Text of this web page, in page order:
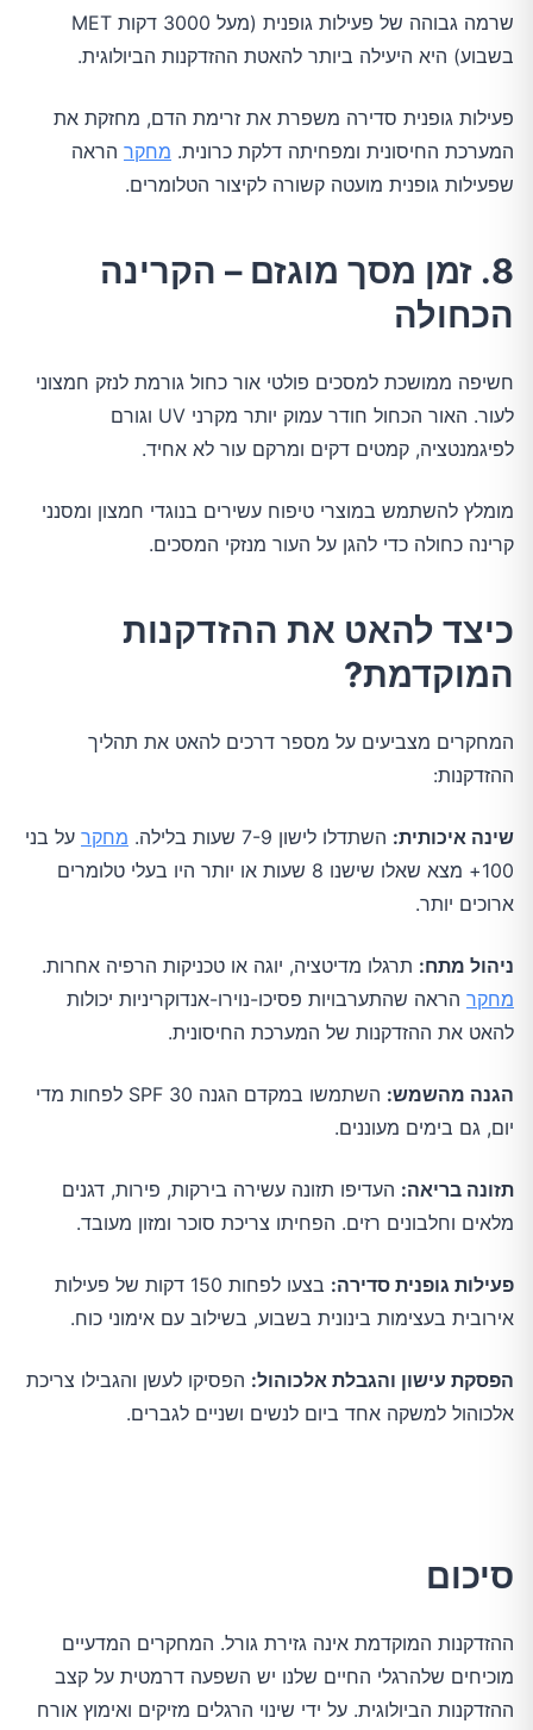
שרמה גבוהה של פעילות גופנית (מעל 3000 דקות MET
בשבוע) היא היעילה ביותר להאטת ההזדקנות הביולוגית.
פעילות גופנית סדירה משפרת את זרימת הדם, מחזקת את
המערכת החיסונית ומפחיתה דלקת כרונית. מחקר הראה
שפעילות גופנית מועטה קשורה לקיצור הטלומרים.
8. זמן מסך מוגזם – הקרינה
הכחולה
חשיפה ממושכת למסכים פולטי אור כחול גורמת לנזק חמצוני
לעור. האור הכחול חודר עמוק יותר מקרני UV וגורם
לפיגמנטציה, קמטים דקים ומרקם עור לא אחיד.
מומלץ להשתמש במוצרי טיפוח עשירים בנוגדי חמצון ומסנני
קרינה כחולה כדי להגן על העור מנזקי המסכים.
כיצד להאט את ההזדקנות
המוקדמת?
המחקרים מצביעים על מספר דרכים להאט את תהליך
ההזדקנות:
שינה איכותית: השתדלו לישון 7-9 שעות בלילה. מחקר על בני
100+ מצא שאלו שישנו 8 שעות או יותר היו בעלי טלומרים
ארוכים יותר.
ניהול מתח: תרגלו מדיטציה, יוגה או טכניקות הרפיה אחרות.
מחקר הראה שהתערבויות פסיכו-נוירו-אנדוקריניות יכולות
להאט את ההזדקנות של המערכת החיסונית.
הגנה מהשמש:
השתמשו במקדם הגנה SPF 30 לפחות מדי
יום, גם בימים מעוננים.
תזונה בריאה: העדיפו תזונה עשירה בירקות, פירות, דגנים
מלאים וחלבונים רזים. הפחיתו צריכת סוכר ומזון מעובד.
פעילות גופנית סדירה:
בצעו לפחות 150 דקות של פעילות
אירובית בעצימות בינונית בשבוע, בשילוב עם אימוני כוח.
הפסקת עישון והגבלת אלכוהול: הפסיקו לעשן והגבילו צריכת
אלכוהול למשקה אחד ביום לנשים ושניים לגברים.
סיכום
ההזדקנות המוקדמת אינה גזירת גורל. המחקרים המדעיים
מוכיחים שלהרגלי החיים שלנו יש השפעה דרמטית על קצב
ההזדקנות הביולוגית. על ידי שינוי הרגלים מזיקים ואימוץ אורח